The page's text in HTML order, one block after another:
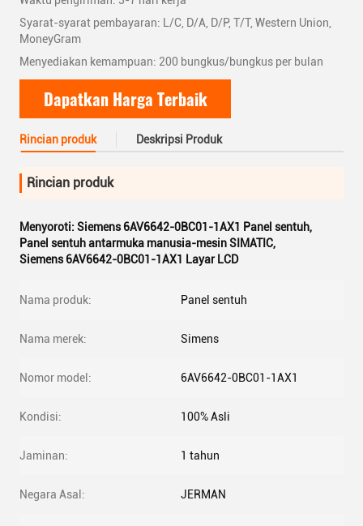
Syarat-syarat pembayaran: L/C, D/A, D/P, T/T, Western Union,
MoneyGram
Menyediakan kemampuan: 200 bungkus/bungkus per bulan
Dapatkan Harga Terbaik
Rincian produk Deskripsi Produk
Rincian produk
Menyoroti: Siemens 6AV6642-0BC01-1AX1 Panel sentuh,
Panel sentuh antarmuka manusia-mesin SIMATIC,
Siemens 6AV6642-0BC01-1AX1 Layar LCD
Nama produk: Panel sentuh
Nama merek: Simens
Nomor model: 6AV6642-0BC01-1AX1
Kondisi: 100% Asli
Jaminan: 1 tahun
Negara Asal: JERMAN